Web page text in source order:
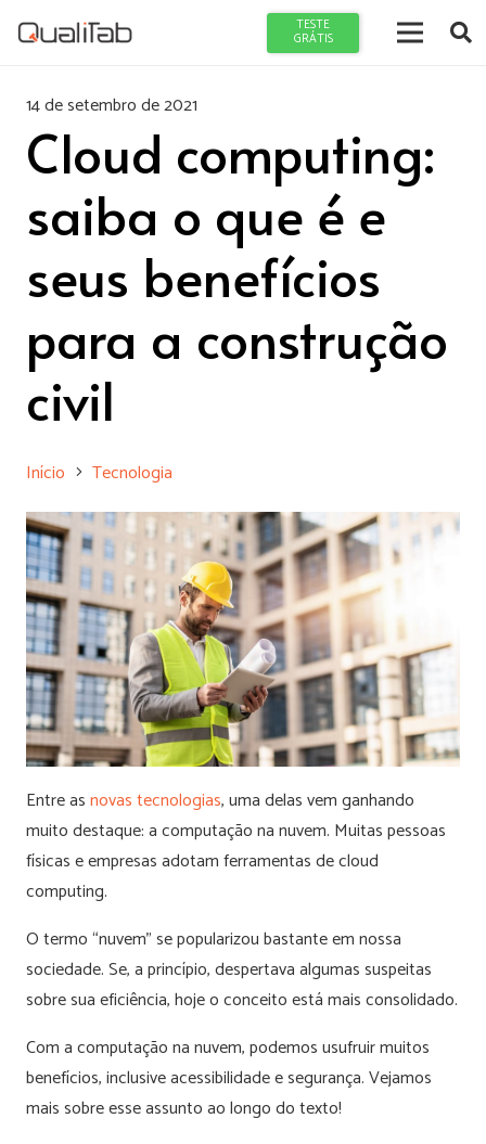
TESTE
GRÁTIS
14 de setembro de 2021
Cloud computing:
saiba o que é e
seus benefícios
para a construção
civil
Início Tecnologia
Entre asnovas tecnologias, uma delas vem ganhando
muito destaque: a computação na nuvem. Muitas pessoas
físicas e empresas adotam ferramentas de cloud
computing.
O termo “nuvem” se popularizou bastante em nossa
sociedade. Se, a princípio, despertava algumas suspeitas
sobre sua eficiência, hoje o conceito está mais consolidado.
Com a computação na nuvem, podemos usufruir muitos
benefícios, inclusive acessibilidade e segurança. Vejamos
mais sobre esse assunto ao longo do texto!